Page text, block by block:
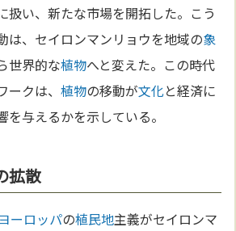
扱い、新たな市場を開拓した。こう
は、セイロンマンリョウを地域の象
世界的な植物へと変えた。この時代
ークは、植物の移動が文化と経済に
を与えるかを示している。
拡散
ヨーロッパの植民地主義がセイロンマ